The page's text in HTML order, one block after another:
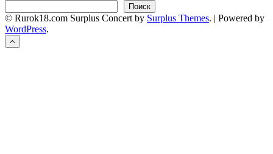
Поиск
© Rurok18.com Surplus Concert by Surplus Themes. | Powered by
WordPress.